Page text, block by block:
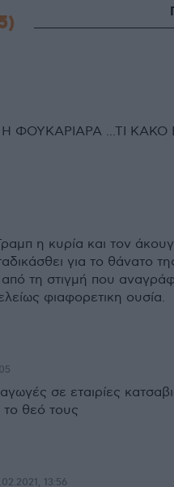
ΦΟΥΚΑΡΙΑΡΑ ...ΤΙ
η κυρία και τον
για το θάνατο
από τη στιγμή που
φιαφορετικη ουσία.
σε εταιρίες
το θεό τους
13:56